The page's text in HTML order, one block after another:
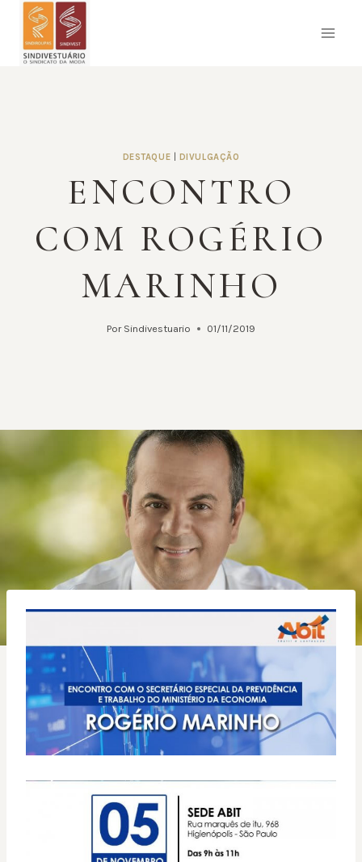
Pular
DESTAQUE DIVULGAÇÃO
ENCONTRO
COM ROGÉRIO
MARINHO
Por Sindivestuario 01/11/2019